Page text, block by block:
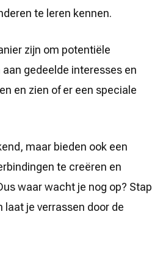
te leren kennen.
zijn om potentiële
gedeelde interesses en
en zien of er een speciale
maar bieden ook een
te creëren en
waar wacht je nog op? Stap
je verrassen door de